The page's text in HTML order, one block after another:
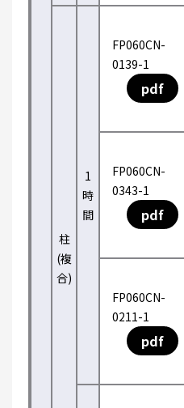
柱
(複
合)
1
時
間
FP060CN-
0139-1
pdf
FP060CN-
0343-1
pdf
FP060CN-
0211-1
pdf